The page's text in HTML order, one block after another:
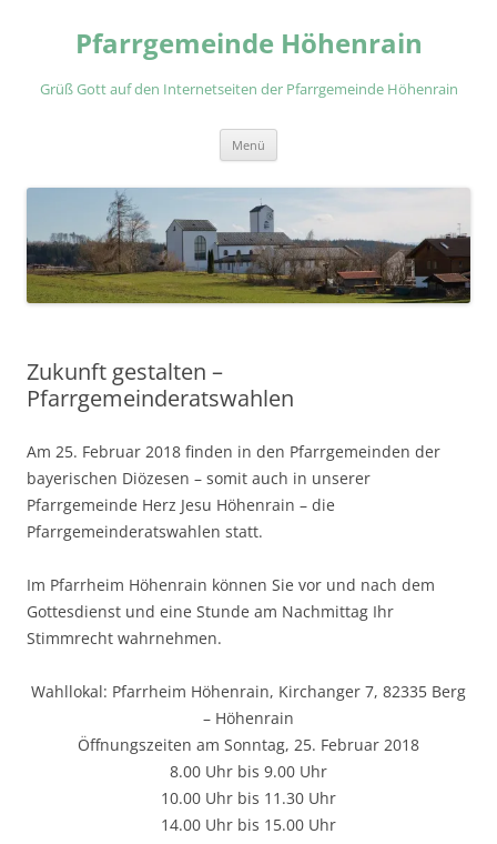
springenPfarrgemeinde Höhenrain
Grüß Gott auf den Internetseiten der Pfarrgemeinde Höhenrain
Menü
Zukunft gestalten –
Pfarrgemeinderatswahlen
Am 25. Februar 2018 finden in den Pfarrgemeinden der
bayerischen Diözesen – somit auch in unserer
Pfarrgemeinde Herz Jesu Höhenrain – die
Pfarrgemeinderatswahlen statt.
Im Pfarrheim Höhenrain können Sie vor und nach dem
Gottesdienst und eine Stunde am Nachmittag Ihr
Stimmrecht wahrnehmen.
Wahllokal: Pfarrheim Höhenrain, Kirchanger 7, 82335 Berg
– Höhenrain
Öffnungszeiten am Sonntag, 25. Februar 2018
8.00 Uhr bis 9.00 Uhr
10.00 Uhr bis 11.30 Uhr
14.00 Uhr bis 15.00 Uhr